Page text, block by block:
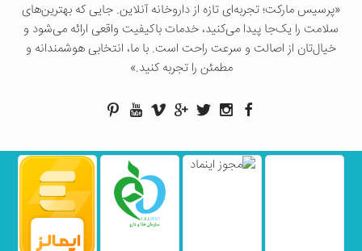
«پرسيس ماركت؛ تجربه‌ای تازه از داروخانه آنلاین. جایی که بهترین‌های
سلامت را یک‌جا پیدا می‌کنید، خدمات باکیفیت واقعی ارائه می‌شود و
خیال‌تان از اصالت و سرعت راحت است. با ما، انتخابی هوشمندانه و
مطمئن را تجربه کنید.»